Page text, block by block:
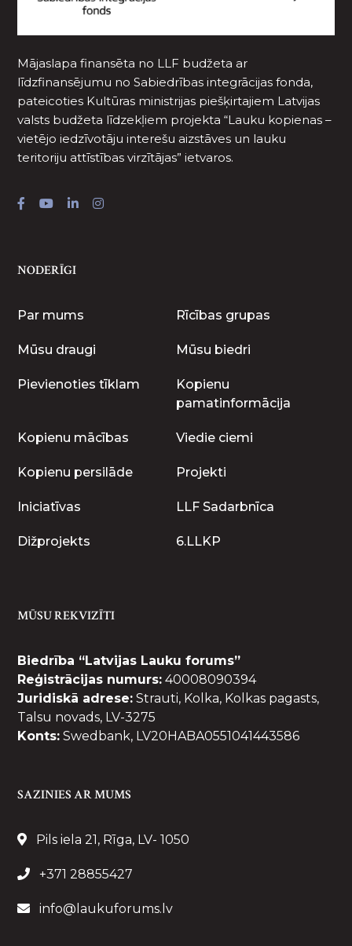
Mājaslapa finansēta no LLF budžeta ar
līdzfinansējumu no Sabiedrības integrācijas fonda,
pateicoties Kultūras ministrijas piešķirtajiem Latvijas
valsts budžeta līdzekļiem projekta “Lauku kopienas –
vietējo iedzīvotāju interešu aizstāves un lauku
teritoriju attīstības virzītājas” ietvaros.
NODERĪGI
Par mums Rīcības grupas
Mūsu draugi Mūsu biedri
Pievienoties tīklam
Kopienu
pamatinformācija
Kopienu mācības Viedie ciemi
Kopienu persilāde Projekti
Iniciatīvas LLF Sadarbnīca
Dižprojekts 6.LLKP
MŪSU REKVIZĪTI
Biedrība “Latvijas Lauku forums”
Reģistrācijas numurs: 40008090394
Juridiskā adrese: Strauti, Kolka, Kolkas pagasts,
Talsu novads, LV-3275
Konts: Swedbank, LV20HABA0551041443586
SAZINIES AR MUMS
Pils iela 21, Rīga, LV- 1050
+371 28855427
info@laukuforums.lv